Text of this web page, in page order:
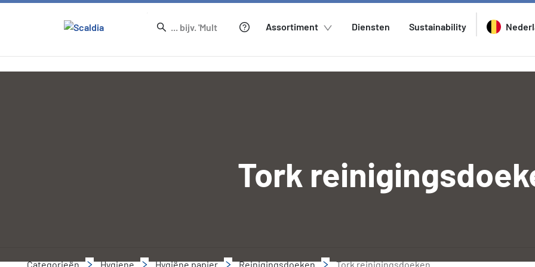
Assortiment Diensten Sustainability
Tork
Categorieën Hygiene Hygiëne papier Reinigingsdoeken Tork reinigingsdoeken